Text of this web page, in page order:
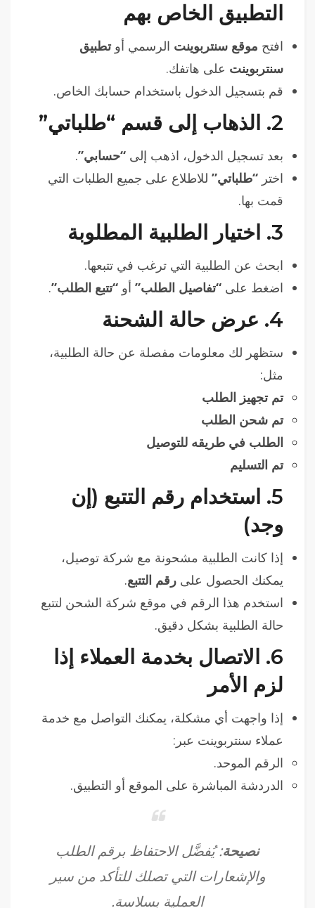
التطبيق الخاص بهم
افتح موقع سنتربوينت الرسمي أوتطبيق
سنتربوينت على هاتفك.
قم بتسجيل الدخول باستخدام حسابك الخاص.
2. الذهاب إلى قسم “طلباتي”
بعد تسجيل الدخول، اذهب إلى “حسابي”.
اختر “طلباتي” للاطلاع على جميع الطلبات التي
قمت بها.
3. اختيار الطلبية المطلوبة
ابحث عن الطلبية التي ترغب في تتبعها.
اضغط على “تفاصيل الطلب” أو “تتبع الطلب”.
4. عرض حالة الشحنة
ستظهر لك معلومات مفصلة عن حالة الطلبية،
مثل:
تم تجهيز الطلب
تم شحن الطلب
الطلب في طريقه للتوصيل
تم التسليم
5. استخدام رقم التتبع (إن
وجد)
إذا كانت الطلبية مشحونة مع شركة توصيل،
يمكنك الحصول على رقم التتبع.
استخدم هذا الرقم في موقع شركة الشحن لتتبع
حالة الطلبية بشكل دقيق.
6. الاتصال بخدمة العملاء إذا
لزم الأمر
إذا واجهت أي مشكلة، يمكنك التواصل مع خدمة
عملاء سنتربوينت عبر:
الرقم الموحد.
الدردشة المباشرة على الموقع أو التطبيق.
نصيحة: يُفضَّل الاحتفاظ برقم الطلب
والإشعارات التي تصلك للتأكد من سير
العملية بسلاسة.